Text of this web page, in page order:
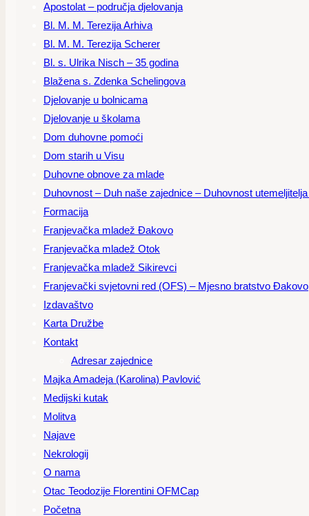
Apostolat – područja djelovanja
Bl. M. M. Terezija Arhiva
Bl. M. M. Terezija Scherer
Bl. s. Ulrika Nisch – 35 godina
Blažena s. Zdenka Schelingova
Djelovanje u bolnicama
Djelovanje u školama
Dom duhovne pomoći
Dom starih u Visu
Duhovne obnove za mlade
Duhovnost – Duh naše zajednice – Duhovnost
Formacija
Franjevačka mladež Đakovo
Franjevačka mladež Otok
Franjevačka mladež Sikirevci
Franjevački svjetovni red (OFS) – Mjesno bratstvo Đakovo
Izdavaštvo
Karta Družbe
Kontakt
Adresar zajednice
Majka Amadeja (Karolina) Pavlović
Medijski kutak
Molitva
Najave
Nekrologij
O nama
Otac Teodozije Florentini OFMCap
Početna